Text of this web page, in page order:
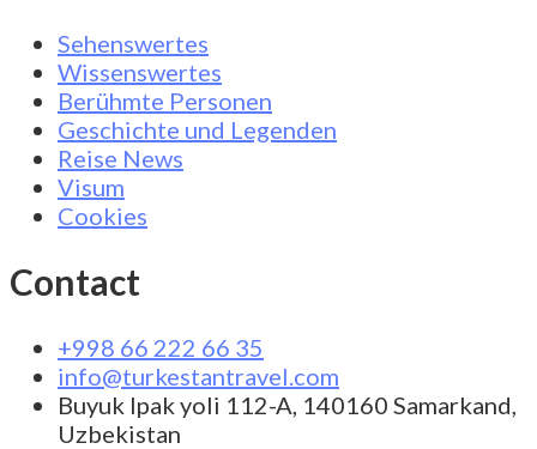
Sehenswertes
Wissenswertes
Berühmte Personen
Geschichte und Legenden
Reise News
Visum
Cookies
Contact
+998 66 222 66 35
info@turkestantravel.com
Buyuk Ipak yoli 112-A, 140160 Samarkand,
Uzbekistan